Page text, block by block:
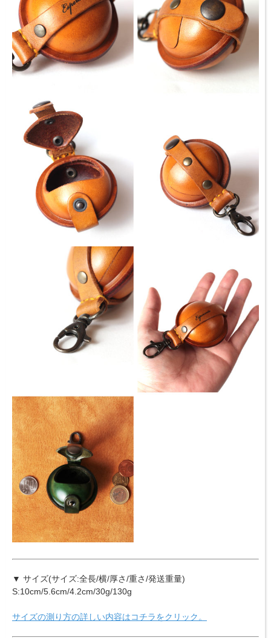
▼ サイズ(サイズ:全長/横/厚さ/重さ/発送重量)
S:10cm/5.6cm/4.2cm/30g/130g
サイズの測り方の詳しい内容はコチラをクリック。